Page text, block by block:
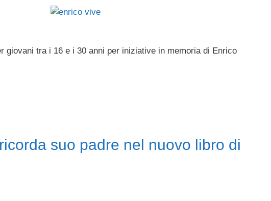
giovani tra i 16 e i 30 anni per iniziative in memoria di Enrico
suo padre nel nuovo libro di